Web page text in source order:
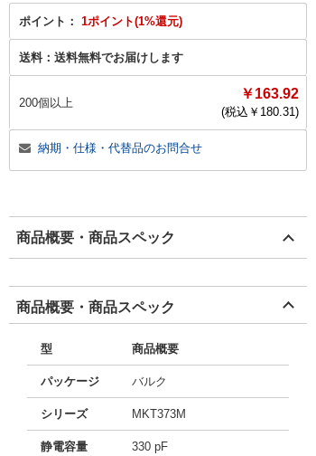
ポイント： 1ポイント(1%還元)
送料： 送料無料でお届けします
200個以上
￥163.92
(税込￥ 180.31)
納期・仕様・代替品のお問合せ
商品概要・商品スペック
商品概要・商品スペック
型 商品概要
パッケージ バルク
シリーズ MKT373M
静電容量 330 pF